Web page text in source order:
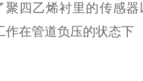
聚四乙烯衬里的传感
作在管道负压的状态下